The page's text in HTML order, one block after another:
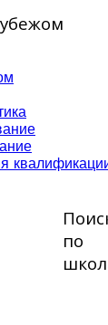
по